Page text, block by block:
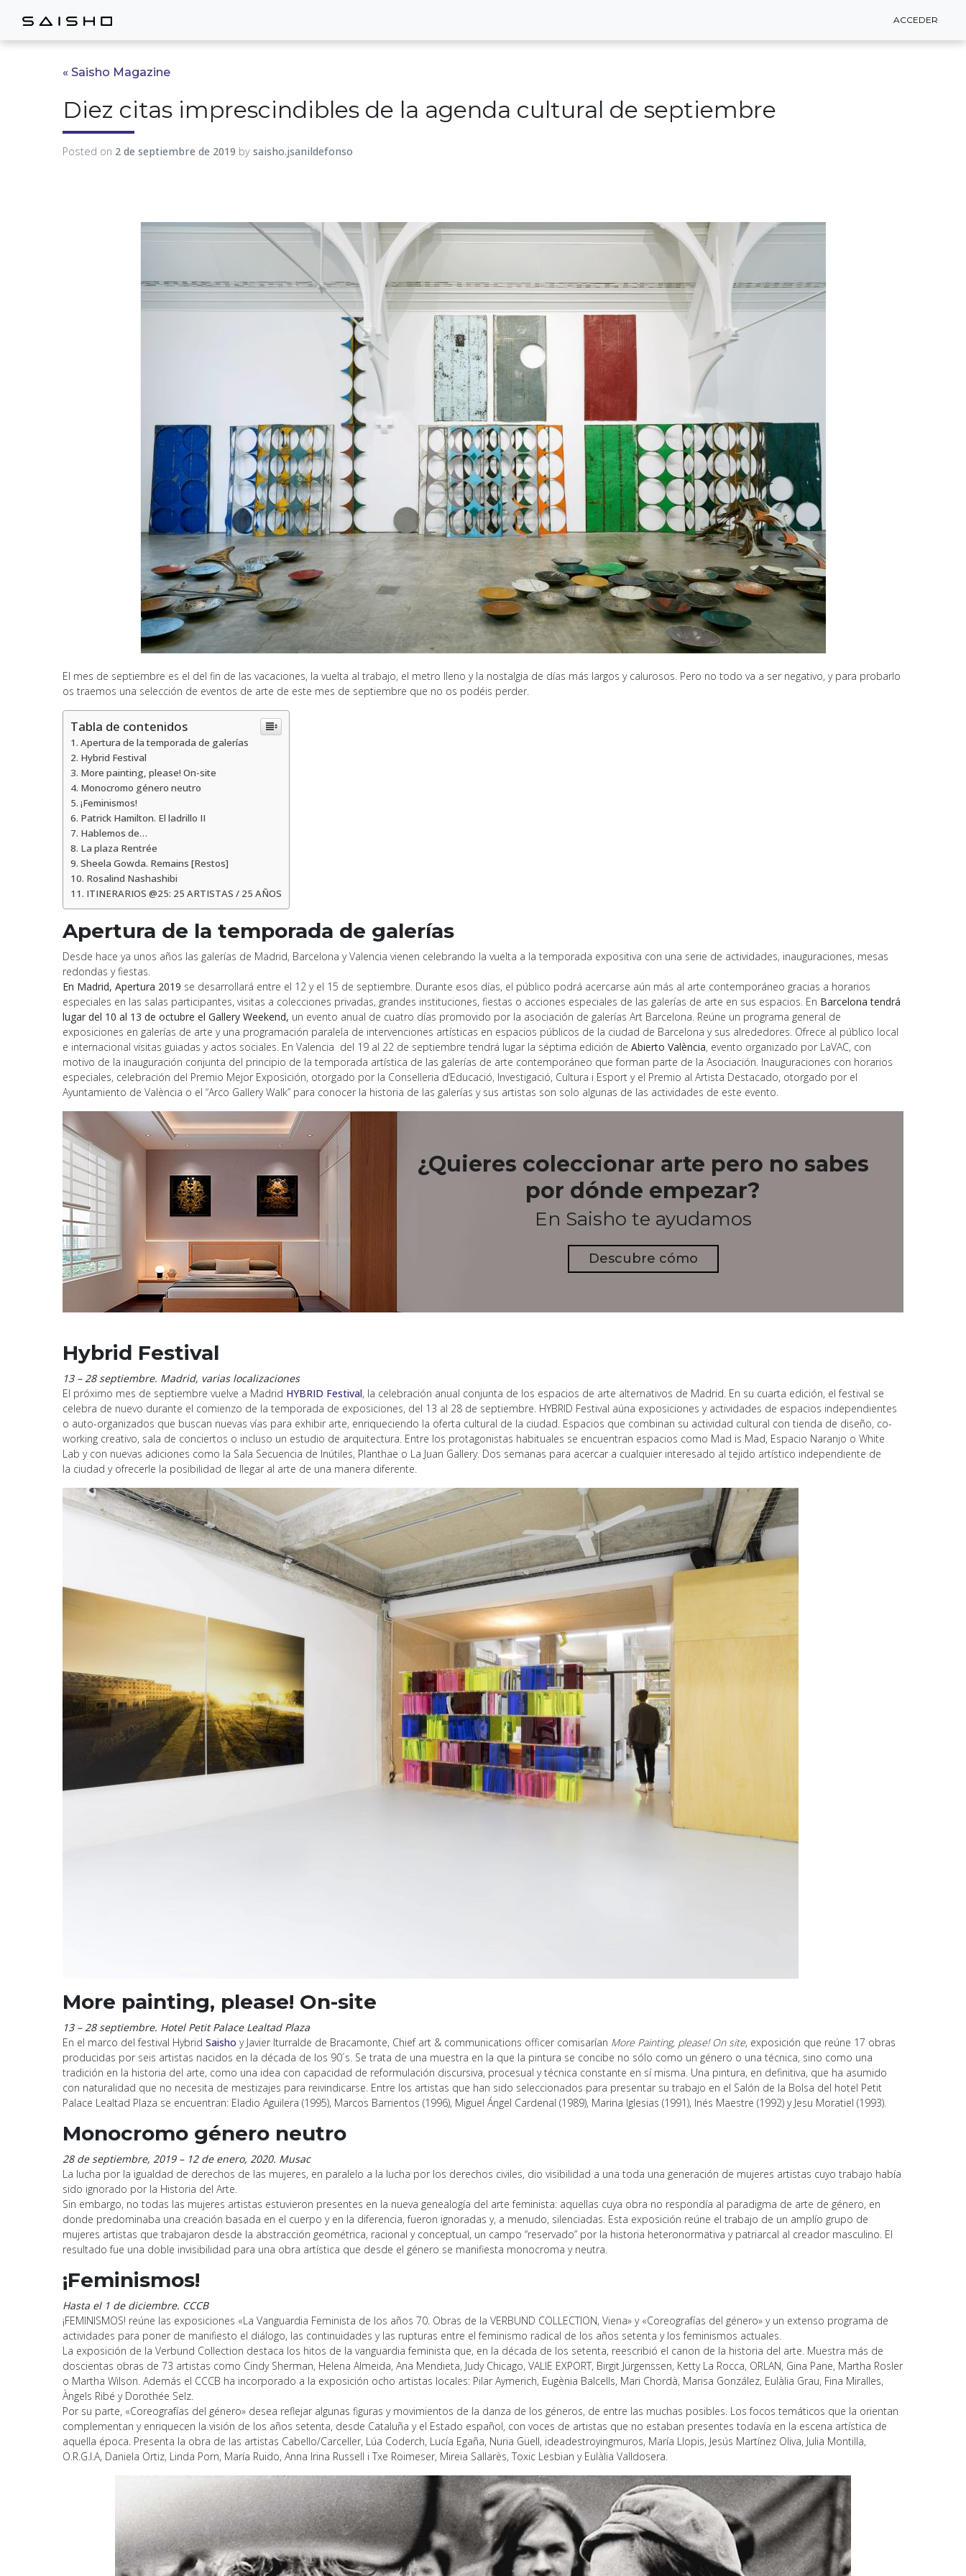
ACCEDER
ACCEDER
« Saisho Magazine
Diez citas imprescindibles de la agenda cultural de septiembre
Posted on 2 de septiembre de 2019 by saisho.jsanildefonso
El mes de septiembre es el del fin de las vacaciones, la vuelta al trabajo, el metro lleno y la nostalgia de días más largos y calurosos. Pero no todo va a ser negativo, y para probarlo
os traemos una selección de eventos de arte de este mes de septiembre que no os podéis perder.
Tabla de contenidos
Apertura de la temporada de galerías
Hybrid Festival
More painting, please! On-site
Monocromo género neutro
¡Feminismos!
Patrick Hamilton. El ladrillo II
Hablemos de…
La plaza Rentrée
Sheela Gowda. Remains [Restos]
Rosalind Nashashibi
ITINERARIOS @25: 25 ARTISTAS / 25 AÑOS
Apertura de la temporada de galerías
Desde hace ya unos años las galerías de Madrid, Barcelona y Valencia vienen celebrando la vuelta a la temporada expositiva con una serie de actividades, inauguraciones, mesas
redondas y fiestas.
En Madrid, Apertura 2019 se desarrollará entre el 12 y el 15 de septiembre. Durante esos días, el público podrá acercarse aún más al arte contemporáneo gracias a horarios
especiales en las salas participantes, visitas a colecciones privadas, grandes instituciones, fiestas o acciones especiales de las galerías de arte en sus espacios. En Barcelona tendrá
lugar del 10 al 13 de octubre el Gallery Weekend, un evento anual de cuatro días promovido por la asociación de galerías Art Barcelona. Reúne un programa general de
exposiciones en galerías de arte y una programación paralela de intervenciones artísticas en espacios públicos de la ciudad de Barcelona y sus alrededores. Ofrece al público local
e internacional visitas guiadas y actos sociales. En Valencia del 19 al 22 de septiembre tendrá lugar la séptima edición de Abierto València, evento organizado por LaVAC, con
motivo de la inauguración conjunta del principio de la temporada artística de las galerías de arte contemporáneo que forman parte de la Asociación. Inauguraciones con horarios
especiales, celebración del Premio Mejor Exposición, otorgado por la Conselleria d’Educació, Investigació, Cultura i Esport y el Premio al Artista Destacado, otorgado por el
Ayuntamiento de València o el “Arco Gallery Walk” para conocer la historia de las galerías y sus artistas son solo algunas de las actividades de este evento.
¿Quieres coleccionar arte pero no sabes
por dónde empezar?
En Saisho te ayudamos
Descubre cómo
Hybrid Festival
13 – 28 septiembre. Madrid, varias localizaciones
El próximo mes de septiembre vuelve a Madrid HYBRID Festival, la celebración anual conjunta de los espacios de arte alternativos de Madrid. En su cuarta edición, el festival se
celebra de nuevo durante el comienzo de la temporada de exposiciones, del 13 al 28 de septiembre. HYBRID Festival aúna exposiciones y actividades de espacios independientes
o auto-organizados que buscan nuevas vías para exhibir arte, enriqueciendo la oferta cultural de la ciudad. Espacios que combinan su actividad cultural con tienda de diseño, co-
working creativo, sala de conciertos o incluso un estudio de arquitectura. Entre los protagonistas habituales se encuentran espacios como Mad is Mad, Espacio Naranjo o White
Lab y con nuevas adiciones como la Sala Secuencia de Inútiles, Planthae o La Juan Gallery. Dos semanas para acercar a cualquier interesado al tejido artístico independiente de
la ciudad y ofrecerle la posibilidad de llegar al arte de una manera diferente.
More painting, please! On-site
13 – 28 septiembre. Hotel Petit Palace Lealtad Plaza
En el marco del festival Hybrid Saisho y Javier Iturralde de Bracamonte, Chief art & communications officer comisarían More Painting, please! On site, exposición que reúne 17 obras
producidas por seis artistas nacidos en la década de los 90´s. Se trata de una muestra en la que la pintura se concibe no sólo como un género o una técnica, sino como una
tradición en la historia del arte, como una idea con capacidad de reformulación discursiva, procesual y técnica constante en sí misma. Una pintura, en definitiva, que ha asumido
con naturalidad que no necesita de mestizajes para reivindicarse. Entre los artistas que han sido seleccionados para presentar su trabajo en el Salón de la Bolsa del hotel Petit
Palace Lealtad Plaza se encuentran: Eladio Aguilera (1995), Marcos Barrientos (1996), Miguel Ángel Cardenal (1989), Marina Iglesias (1991), Inés Maestre (1992) y Jesu Moratiel (1993).
Monocromo género neutro
28 de septiembre, 2019 – 12 de enero, 2020. Musac
La lucha por la igualdad de derechos de las mujeres, en paralelo a la lucha por los derechos civiles, dio visibilidad a una toda una generación de mujeres artistas cuyo trabajo había
sido ignorado por la Historia del Arte.
Sin embargo, no todas las mujeres artistas estuvieron presentes en la nueva genealogía del arte feminista: aquellas cuya obra no respondía al paradigma de arte de género, en
donde predominaba una creación basada en el cuerpo y en la diferencia, fueron ignoradas y, a menudo, silenciadas. Esta exposición reúne el trabajo de un amplío grupo de
mujeres artistas que trabajaron desde la abstracción geométrica, racional y conceptual, un campo “reservado” por la historia heteronormativa y patriarcal al creador masculino. El
resultado fue una doble invisibilidad para una obra artística que desde el género se manifiesta monocroma y neutra.
¡Feminismos!
Hasta el 1 de diciembre. CCCB
¡FEMINISMOS! reúne las exposiciones «La Vanguardia Feminista de los años 70. Obras de la VERBUND COLLECTION, Viena» y «Coreografías del género» y un extenso programa de
actividades para poner de manifiesto el diálogo, las continuidades y las rupturas entre el feminismo radical de los años setenta y los feminismos actuales.
La exposición de la Verbund Collection destaca los hitos de la vanguardia feminista que, en la década de los setenta, reescribió el canon de la historia del arte. Muestra más de
doscientas obras de 73 artistas como Cindy Sherman, Helena Almeida, Ana Mendieta, Judy Chicago, VALIE EXPORT, Birgit Jürgenssen, Ketty La Rocca, ORLAN, Gina Pane, Martha Rosler
o Martha Wilson. Además el CCCB ha incorporado a la exposición ocho artistas locales: Pilar Aymerich, Eugènia Balcells, Mari Chordà, Marisa González, Eulàlia Grau, Fina Miralles,
Àngels Ribé y Dorothée Selz.
Por su parte, «Coreografías del género» desea reflejar algunas figuras y movimientos de la danza de los géneros, de entre las muchas posibles. Los focos temáticos que la orientan
complementan y enriquecen la visión de los años setenta, desde Cataluña y el Estado español, con voces de artistas que no estaban presentes todavía en la escena artística de
aquella época. Presenta la obra de las artistas Cabello/Carceller, Lúa Coderch, Lucía Egaña, Nuria Güell, ideadestroyingmuros, María Llopis, Jesús Martínez Oliva, Julia Montilla,
O.R.G.I.A, Daniela Ortiz, Linda Porn, María Ruido, Anna Irina Russell i Txe Roimeser, Mireia Sallarès, Toxic Lesbian y Eulàlia Valldosera.